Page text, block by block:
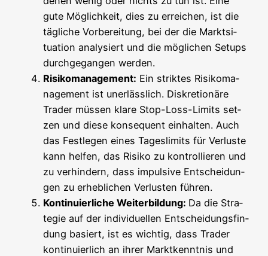
gute Mög­lich­keit, dies zu errei­chen, ist die
täg­li­che Vor­be­rei­tung, bei der die Markt­si­
tua­ti­on ana­ly­siert und die mög­li­chen Set­ups
durch­ge­gan­gen werden.
Risi­ko­ma­nage­ment: Ein strik­tes Risi­ko­ma­
nage­ment ist uner­läss­lich. Dis­kre­tio­nä­re
Trader müs­sen kla­re Stop-Loss-Limits set­
zen und die­se kon­se­quent ein­hal­ten. Auch
das Fest­le­gen eines Tages­li­mits für Ver­lus­te
kann hel­fen, das Risi­ko zu kon­trol­lie­ren und
zu ver­hin­dern, dass impul­si­ve Ent­schei­dun­
gen zu erheb­li­chen Ver­lus­ten führen.
Kon­ti­nu­ier­li­che Wei­ter­bil­dung: Da die Stra­
te­gie auf der indi­vi­du­el­len Ent­schei­dungs­fin­
dung basiert, ist es wich­tig, dass Trader
kon­ti­nu­ier­lich an ihrer Markt­kennt­nis und